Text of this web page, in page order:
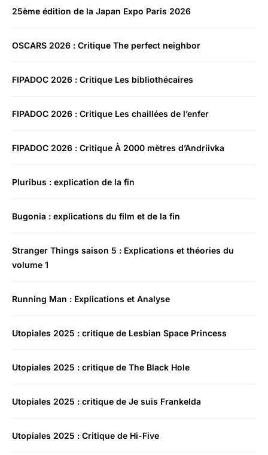
25ème édition de la Japan Expo Paris 2026
OSCARS 2026 : Critique The perfect neighbor
FIPADOC 2026 : Critique Les bibliothécaires
FIPADOC 2026 : Critique Les chaillées de l’enfer
FIPADOC 2026 : Critique À 2000 mètres d’Andriivka
Pluribus : explication de la fin
Bugonia : explications du film et de la fin
Stranger Things saison 5 : Explications et théories du
volume 1
Running Man : Explications et Analyse
Utopiales 2025 : critique de Lesbian Space Princess
Utopiales 2025 : critique de The Black Hole
Utopiales 2025 : critique de Je suis Frankelda
Utopiales 2025 : Critique de Hi-Five